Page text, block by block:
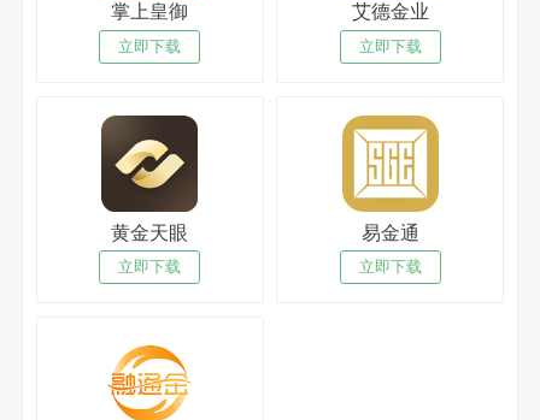
掌上皇御
立即下载
艾德金业
立即下载
黄金天眼
立即下载
易金通
立即下载